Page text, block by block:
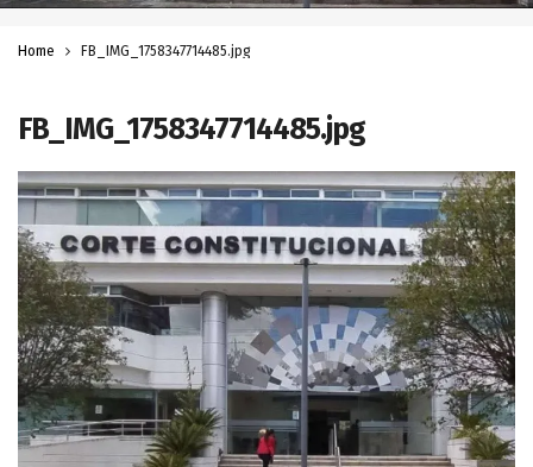
Home FB_IMG_1758347714485.jpg
FB_IMG_1758347714485.jpg